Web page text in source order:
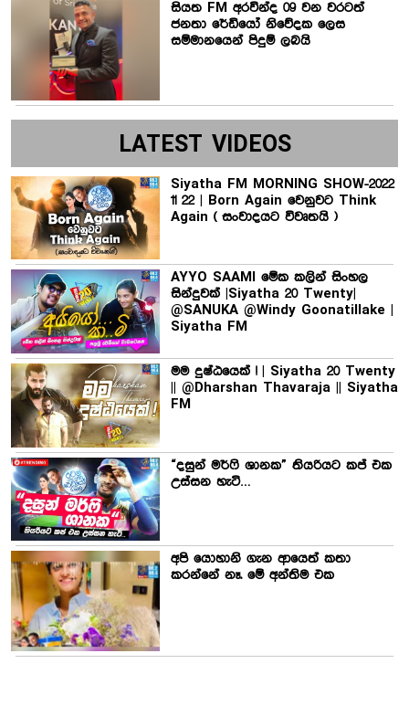
සියත FM අරවින්ද 09 වන වරටත්
ජනතා රේඩියෝ නිවේදක ලෙස
සම්මානයෙන් පිදුම් ලබයි
LATEST VIDEOS
Siyatha FM MORNING SHOW-2022
11 22 | Born Again වෙනුවට Think
Again ( සංවාදයට විවෘතයි )
AYYO SAAMI මේක කලින් සිංහල
සින්දුවක් |Siyatha 20 Twenty|
@SANUKA @Windy Goonatillake |
Siyatha FM
මම දුෂ්ඨයෙක් ! | Siyatha 20 Twenty
|| @Dharshan Thavaraja || Siyatha
FM
“දසුන් මර්ෆි ශානක” තියරියට කප් එක
උස්සන හැටි…
අපි යොහානි ගැන ආයෙත් කතා
කරන්නේ නෑ. මේ අන්තිම එක